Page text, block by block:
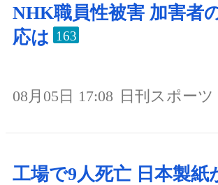
NHK職員性被害 加害者
応は 163
08月05日 17:08 日刊スポーツ
工場で9人死亡 日本製紙